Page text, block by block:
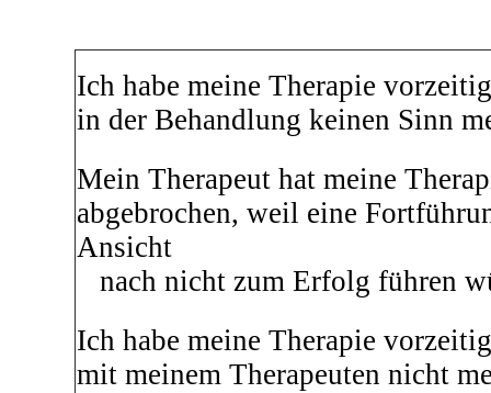
Ich habe meine Therapie
in der Behandlung keinen Sinn
Mein Therapeut hat meine
abgebrochen, weil eine
Ansicht
nach nicht zum Erfolg führen
Ich habe meine Therapie
mit meinem Therapeuten nicht